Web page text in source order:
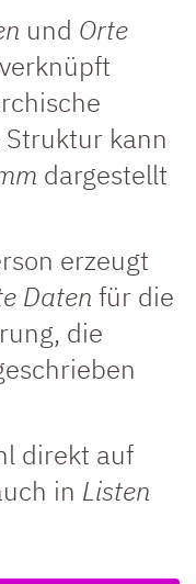
und Orte
kann
dargestellt
erzeugt
Daten für die
die
direkt auf
in Listen